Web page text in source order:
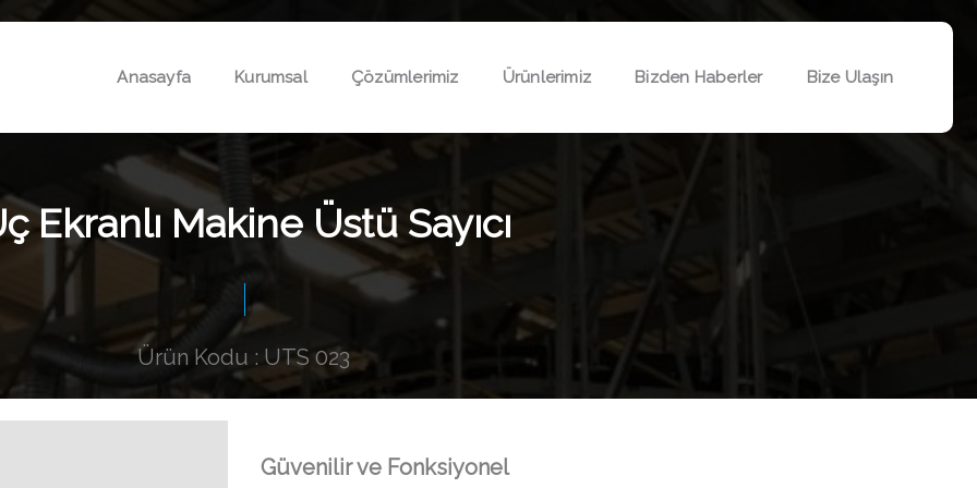
Anasayfa Kurumsal Çözümlerimiz Ürünlerimiz Bizden Haberler Bize Ulaşın
Ekranlı Makine Üstü Sayıcı
Ürün Kodu : UTS 023
Güvenilir ve Fonksiyonel